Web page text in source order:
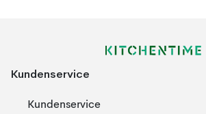
Kundenservice
Kundenservice